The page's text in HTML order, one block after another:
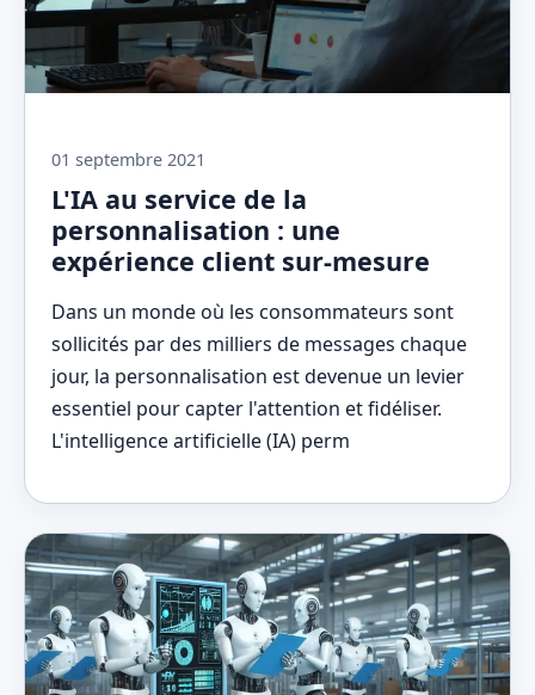
01 septembre 2021
L'IA au service de la
personnalisation : une
expérience client sur-mesure
Dans un monde où les consommateurs sont
sollicités par des milliers de messages chaque
jour, la personnalisation est devenue un levier
essentiel pour capter l'attention et fidéliser.
L'intelligence artificielle (IA) perm